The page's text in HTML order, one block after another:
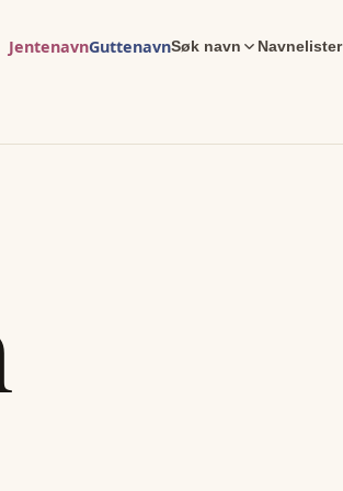
JentenavnGuttenavnSøk navn Navnelister